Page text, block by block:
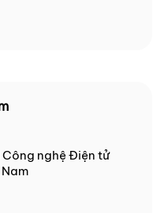
Công nghệ Điện tử